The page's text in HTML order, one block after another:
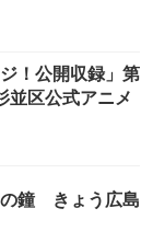
！公開収録」第
並区公式アニメ
の鐘 きょう広島